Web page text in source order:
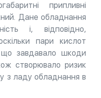
припливні
Дане обладнання
і, відповідно,
пари кислот
що завдавало шкоди
створювало ризик
з ладу обладнання в